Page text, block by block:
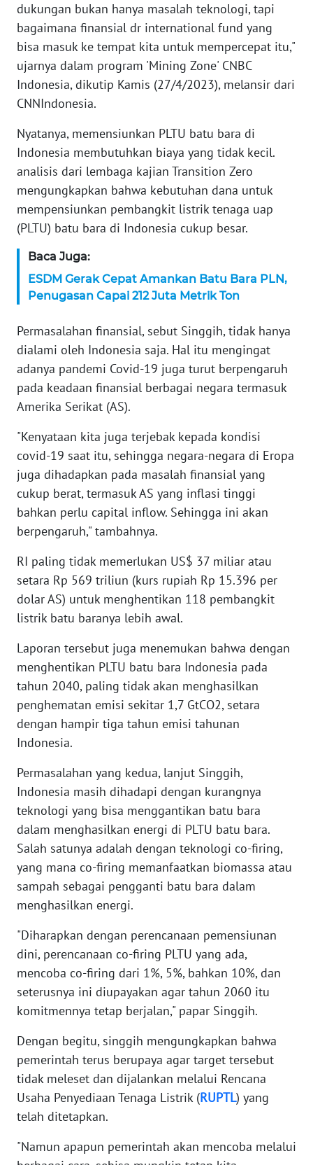
dukungan bukan hanya masalah teknologi, tapi
bagaimana finansial dr international fund yang
bisa masuk ke tempat kita untuk mempercepat itu,"
ujarnya dalam program 'Mining Zone' CNBC
Indonesia, dikutip Kamis (27/4/2023), melansir dari
CNNIndonesia.
Nyatanya, memensiunkan PLTU batu bara di
Indonesia membutuhkan biaya yang tidak kecil.
analisis dari lembaga kajian Transition Zero
mengungkapkan bahwa kebutuhan dana untuk
mempensiunkan pembangkit listrik tenaga uap
(PLTU) batu bara di Indonesia cukup besar.
Baca Juga:
ESDM Gerak Cepat Amankan Batu Bara PLN,
Penugasan Capai 212 Juta Metrik Ton
Permasalahan finansial, sebut Singgih, tidak hanya
dialami oleh Indonesia saja. Hal itu mengingat
adanya pandemi Covid-19 juga turut berpengaruh
pada keadaan finansial berbagai negara termasuk
Amerika Serikat (AS).
"Kenyataan kita juga terjebak kepada kondisi
covid-19 saat itu, sehingga negara-negara di Eropa
juga dihadapkan pada masalah finansial yang
cukup berat, termasuk AS yang inflasi tinggi
bahkan perlu capital inflow. Sehingga ini akan
berpengaruh," tambahnya.
RI paling tidak memerlukan US$ 37 miliar atau
setara Rp 569 triliun (kurs rupiah Rp 15.396 per
dolar AS) untuk menghentikan 118 pembangkit
listrik batu baranya lebih awal.
Laporan tersebut juga menemukan bahwa dengan
menghentikan PLTU batu bara Indonesia pada
tahun 2040, paling tidak akan menghasilkan
penghematan emisi sekitar 1,7 GtCO2, setara
dengan hampir tiga tahun emisi tahunan
Indonesia.
Permasalahan yang kedua, lanjut Singgih,
Indonesia masih dihadapi dengan kurangnya
teknologi yang bisa menggantikan batu bara
dalam menghasilkan energi di PLTU batu bara.
Salah satunya adalah dengan teknologi co-firing,
yang mana co-firing memanfaatkan biomassa atau
sampah sebagai pengganti batu bara dalam
menghasilkan energi.
"Diharapkan dengan perencanaan pemensiunan
dini, perencanaan co-firing PLTU yang ada,
mencoba co-firing dari 1%, 5%, bahkan 10%, dan
seterusnya ini diupayakan agar tahun 2060 itu
komitmennya tetap berjalan," papar Singgih.
Dengan begitu, singgih mengungkapkan bahwa
pemerintah terus berupaya agar target tersebut
tidak meleset dan dijalankan melalui Rencana
Usaha Penyediaan Tenaga Listrik (RUPTL) yang
telah ditetapkan.
"Namun apapun pemerintah akan mencoba melalui
KEPRI
WN
PAPUA
PAPUA
BARAT
WN
SERAMBI
WN
SULTRA
WN
NTB
WN
SULTENG
WN
SULBAR
BABEL
WN
SUMBAR
WN
SUMSEL
WN
BENGKULU
LAMPUNG
WN
JATENG
NUSANTARA
WN
JOGJA
WN
JATIM
WN
KALBAR
WN